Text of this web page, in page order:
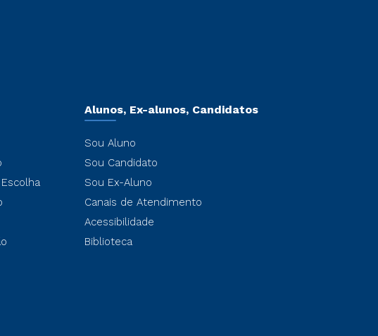
Alunos, Ex-alunos, Candidatos
Sou Aluno
Sou Candidato
Sou Ex-Aluno
Canais de Atendimento
Acessibilidade
Biblioteca